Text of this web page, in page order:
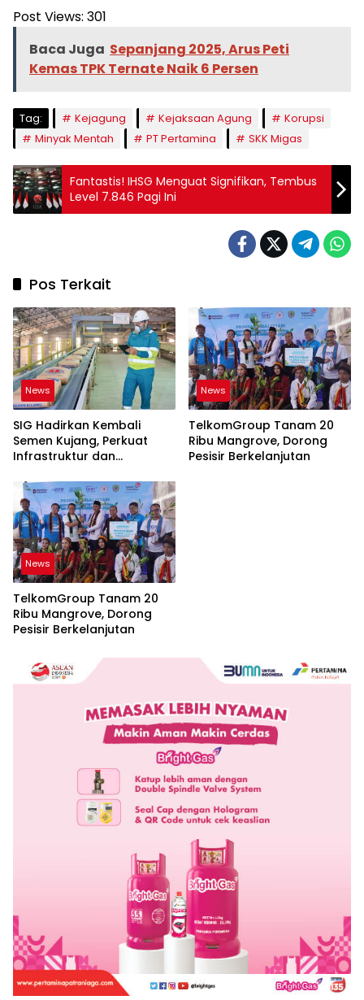
Post Views: 301
Baca Juga Sepanjang 2025, Arus Peti
Kemas TPK Ternate Naik 6 Persen
Tag: Kejagung Kejaksaan Agung
Korupsi
Minyak Mentah
PT Pertamina SKK Migas
Fantastis! IHSG Menguat Signifikan, Tembus
Level 7.846 Pagi Ini
Pos Terkait
News
SIG Hadirkan Kembali
Semen Kujang, Perkuat
Infrastruktur dan
News
TelkomGroup Tanam 20
Ribu Mangrove, Dorong
Pesisir Berkelanjutan
News
TelkomGroup Tanam 20
Ribu Mangrove, Dorong
Pesisir Berkelanjutan